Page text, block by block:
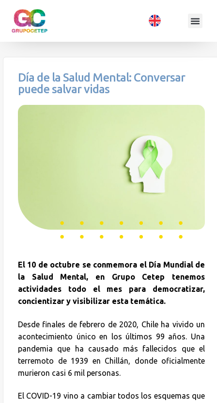
Día de la Salud Mental: Conversar
puede salvar vidas
El 10 de octubre se conmemora el Día Mundial de
la Salud Mental, en Grupo Cetep tenemos
actividades todo el mes para democratizar,
concientizar y visibilizar esta temática.
Desde finales de febrero de 2020, Chile ha vivido un
acontecimiento único en los últimos 99 años. Una
pandemia que ha causado más fallecidos que el
terremoto de 1939 en Chillán, donde oficialmente
murieron casi 6 mil personas.
El COVID-19 vino a cambiar todos los esquemas que